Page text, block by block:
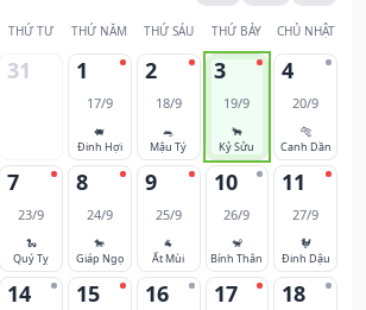
THỨ TƯ THỨ NĂM THỨ SÁU THỨ BẢY CHỦ NHẬT
31 1
17/9
🐖
Đinh Hợi
2
18/9
🐀
Mậu Tý
3
19/9
🐂
Kỷ Sửu
4
20/9
🐅
Canh Dần
7
23/9
🐍
Quý Tỵ
8
24/9
🐎
Giáp Ngọ
9
25/9
🐐
Ất Mùi
10
26/9
🐒
Bính Thân
11
27/9
🐓
Đinh Dậu
14 15 16 17 18